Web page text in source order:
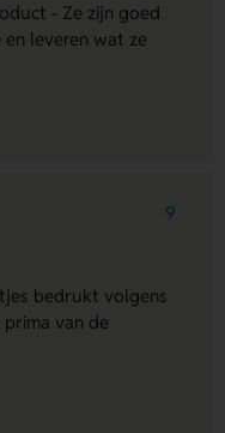
- Ze zijn goed
leveren wat ze
9
bedrukt volgens
van de